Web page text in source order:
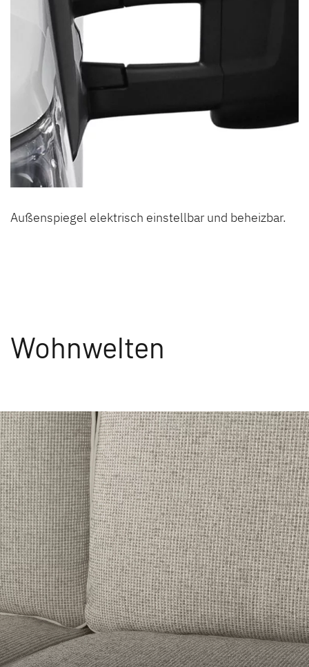
Außenspiegel elektrisch einstellbar und beheizbar.
Wohnwelten